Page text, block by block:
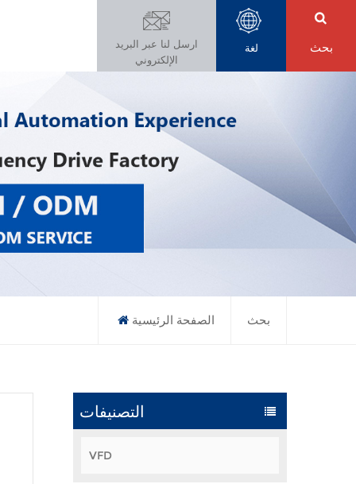
ارسل لنا عبر البريد
الإلكتروني
لغة بحث
الصفحة الرئيسية بحث
التصنيفات
VFD